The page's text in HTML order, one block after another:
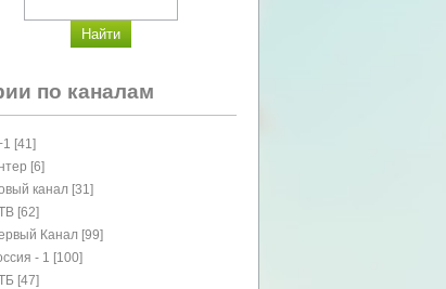
по каналам
[41]
[6]
канал [31]
[62]
Канал [99]
- 1 [100]
[47]